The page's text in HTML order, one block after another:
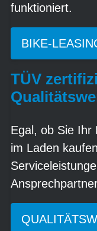
funktioniert.
BIKE-
TÜV
Egal, ob Sie Ihr
im Laden